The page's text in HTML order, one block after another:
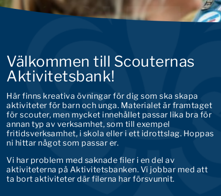
Välkommen till Scouternas
Aktivitetsbank!
Här finns kreativa övningar för dig som ska skapa
aktiviteter för barn och unga. Materialet är framtaget
för scouter, men mycket innehållet passar lika bra för
annan typ av verksamhet, som till exempel
fritidsverksamhet, i skola eller i ett idrottslag. Hoppas
ni hittar något som passar er.
Vi har problem med saknade filer i en del av
aktiviteterna på Aktivitetsbanken. Vi jobbar med att
ta bort aktiviteter där filerna har försvunnit.